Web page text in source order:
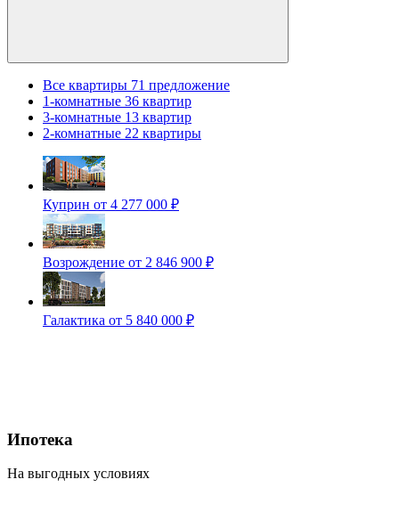
Все квартиры 71 предложение
1-комнатные 36 квартир
3-комнатные 13 квартир
2-комнатные 22 квартиры
Куприн от 4 277 000 ₽
Возрождение от 2 846 900 ₽
Галактика от 5 840 000 ₽
Ипотека
На выгодных условиях